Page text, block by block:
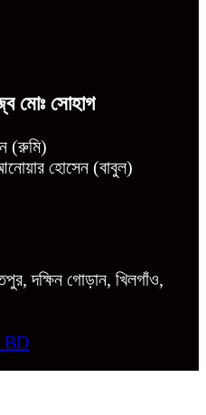
মোঃ সোহাগ
(রুমি)
হোসেন (বাবুল)
দক্ষিন গোড়ান, খিলগাঁও,
BD